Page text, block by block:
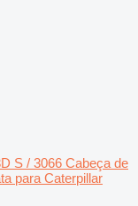
S / 3066 Cabeça de
para Caterpillar